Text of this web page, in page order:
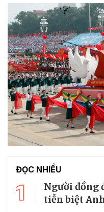
ĐỌC NHIỀU
1
Người đồng
tiễn biệt